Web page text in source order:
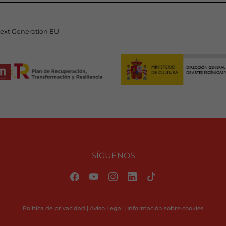
Generation EU
SÍGUENOS
Política de privacidad | Aviso Legal | Información sobre cookies